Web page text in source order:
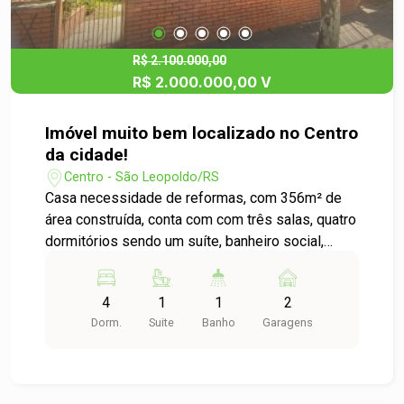
R$ 2.100.000,00
R$ 2.000.000,00 V
Imóvel muito bem localizado no Centro
da cidade!
Centro - São Leopoldo/RS
Casa necessidade de reformas, com 356m² de
área construída, conta com com três salas, quatro
dormitórios sendo um suíte, banheiro social,
Agende uma visita e saiba mais!
4
Dorm.
1
Suite
1
Banho
2
Garagens